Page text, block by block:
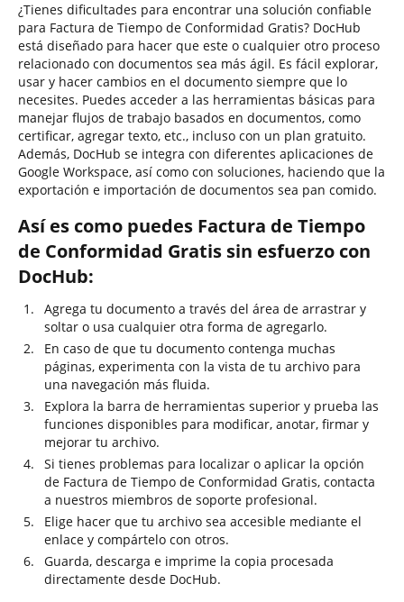
¿Tienes dificultades para encontrar una solución confiable
para Factura de Tiempo de Conformidad Gratis? DocHub
está diseñado para hacer que este o cualquier otro proceso
relacionado con documentos sea más ágil. Es fácil explorar,
usar y hacer cambios en el documento siempre que lo
necesites. Puedes acceder a las herramientas básicas para
manejar flujos de trabajo basados en documentos, como
certificar, agregar texto, etc., incluso con un plan gratuito.
Además, DocHub se integra con diferentes aplicaciones de
Google Workspace, así como con soluciones, haciendo que la
exportación e importación de documentos sea pan comido.
Así es como puedes Factura de Tiempo
de Conformidad Gratis sin esfuerzo con
DocHub:
Agrega tu documento a través del área de arrastrar y
soltar o usa cualquier otra forma de agregarlo.
En caso de que tu documento contenga muchas
páginas, experimenta con la vista de tu archivo para
una navegación más fluida.
Explora la barra de herramientas superior y prueba las
funciones disponibles para modificar, anotar, firmar y
mejorar tu archivo.
Si tienes problemas para localizar o aplicar la opción
de Factura de Tiempo de Conformidad Gratis, contacta
a nuestros miembros de soporte profesional.
Elige hacer que tu archivo sea accesible mediante el
enlace y compártelo con otros.
Guarda, descarga e imprime la copia procesada
directamente desde DocHub.